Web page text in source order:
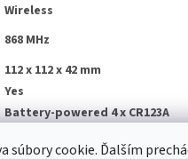
súbory cookie. Ďalším
Wireless
868 MHz
112 x 112 x 42 mm
Yes
Battery-powered 4 x CR123A